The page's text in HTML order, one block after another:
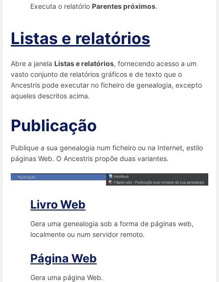
Executa o relatório Parentes próximos.
Listas e relatórios
Abre a janela Listas e relatórios, fornecendo acesso a um
vasto conjunto de relatórios gráficos e de texto que o
Ancestris pode executar no ficheiro de genealogia, excepto
aqueles descritos acima.
Publicação
Publique a sua genealogia num ficheiro ou na Internet, estilo
páginas Web. O Ancestris propõe duas variantes.
Livro Web
Gera uma genealogia sob a forma de páginas web,
localmente ou num servidor remoto.
Página Web
Gera uma página Web.